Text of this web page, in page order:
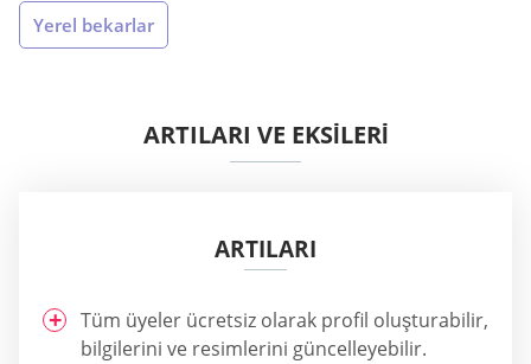
Yerel bekarlar
ARTILARI VE EKSİLERİ
ARTILARI
Tüm üyeler ücretsiz olarak profil oluşturabilir,
bilgilerini ve resimlerini güncelleyebilir.